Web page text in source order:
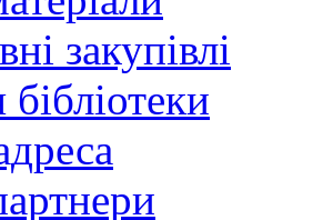
закупівлі
бібліотеки